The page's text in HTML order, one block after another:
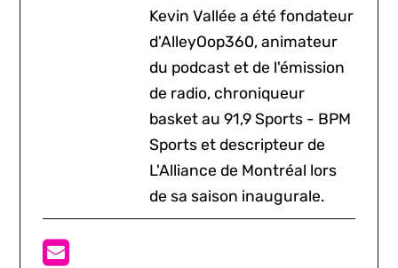
Kevin Vallée a été fondateur
d'AlleyOop360, animateur
du podcast et de l'émission
de radio, chroniqueur
basket au 91,9 Sports - BPM
Sports et descripteur de
L'Alliance de Montréal lors
de sa saison inaugurale.